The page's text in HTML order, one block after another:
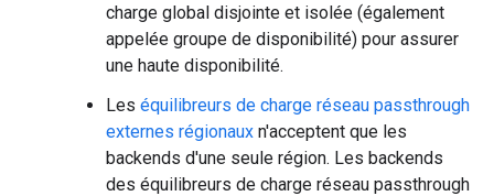
charge global disjointe et isolée (également
appelée groupe de disponibilité) pour assurer
une haute disponibilité.
Les équilibreurs de charge réseau passthrough
externes régionaux n'acceptent que les
backends d'une seule région. Les backends
des équilibreurs de charge réseau passthrough